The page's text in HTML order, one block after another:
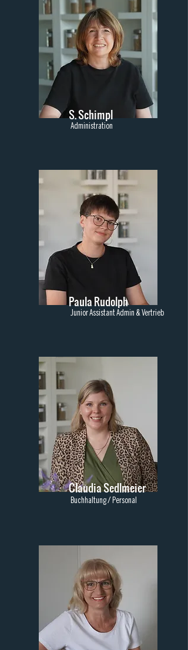
S. Schimpl
Administration
Paula Rudolph
Junior Assistant Admin & Vertrieb
Claudia Sedlmeier
Buchhaltung / Personal